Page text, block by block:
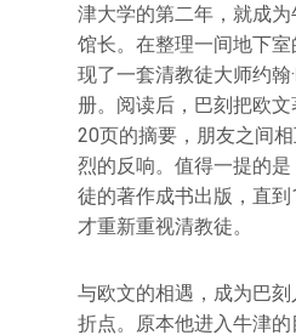
津大学的第二年，就成
馆长。在整理一间地下
现了一套清教徒大师约翰
册。阅读后，巴刻把欧
20页的摘要，朋友之间
烈的反响。值得一提的
徒的著作成书出版，直
才重新重视清教徒。
与欧文的相遇，成为巴
折点。原本他进入牛津